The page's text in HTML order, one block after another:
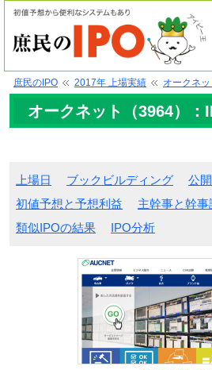
庶民のIPO 2017年 上場実績 オークネッ
オークネット（3964）：
上場日 ブックビルディング
公
初値予想と予想利益
主幹事と幹事
類似IPOの結果
IPO分析